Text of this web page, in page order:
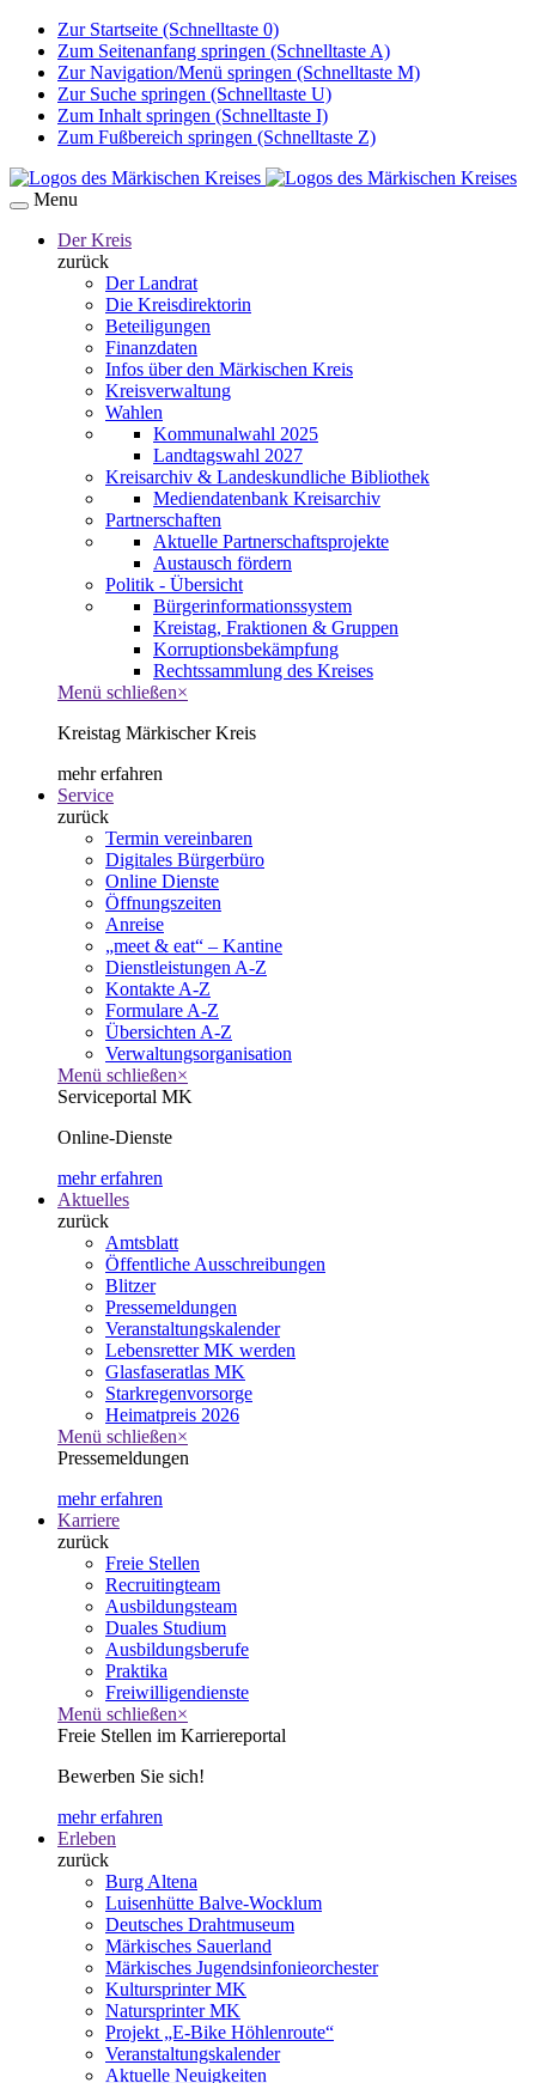
Zur Startseite (Schnelltaste 0)
Zum Seitenanfang springen (Schnelltaste A)
Zur Navigation/Menü springen (Schnelltaste M)
Zur Suche springen (Schnelltaste U)
Zum Inhalt springen (Schnelltaste I)
Zum Fußbereich springen (Schnelltaste Z)
Menu
Der Kreis
zurück
Der Landrat
Die Kreisdirektorin
Beteiligungen
Finanzdaten
Infos über den Märkischen Kreis
Kreisverwaltung
Wahlen
Kommunalwahl 2025
Landtagswahl 2027
Kreisarchiv & Landeskundliche Bibliothek
Mediendatenbank Kreisarchiv
Partnerschaften
Aktuelle Partnerschaftsprojekte
Austausch fördern
Politik - Übersicht
Bürgerinformationssystem
Kreistag, Fraktionen & Gruppen
Korruptionsbekämpfung
Rechtssammlung des Kreises
Menü schließen×
Kreistag Märkischer Kreis
mehr erfahren
Service
zurück
Termin vereinbaren
Digitales Bürgerbüro
Online Dienste
Öffnungszeiten
Anreise
„meet & eat“ – Kantine
Dienstleistungen A-Z
Kontakte A-Z
Formulare A-Z
Übersichten A-Z
Verwaltungsorganisation
Menü schließen×
Serviceportal MK
Online-Dienste
mehr erfahren
Aktuelles
zurück
Amtsblatt
Öffentliche Ausschreibungen
Blitzer
Pressemeldungen
Veranstaltungskalender
Lebensretter MK werden
Glasfaseratlas MK
Starkregenvorsorge
Heimatpreis 2026
Menü schließen×
Pressemeldungen
mehr erfahren
Karriere
zurück
Freie Stellen
Recruitingteam
Ausbildungsteam
Duales Studium
Ausbildungsberufe
Praktika
Freiwilligendienste
Menü schließen×
Freie Stellen im Karriereportal
Bewerben Sie sich!
mehr erfahren
Erleben
zurück
Burg Altena
Luisenhütte Balve-Wocklum
Deutsches Drahtmuseum
Märkisches Sauerland
Märkisches Jugendsinfonieorchester
Kultursprinter MK
Natursprinter MK
Projekt „E-Bike Höhlenroute“
Veranstaltungskalender
Aktuelle Neuigkeiten